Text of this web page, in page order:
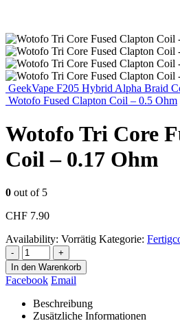
GeekVape F205 Hybrid Alpha Braid
Wotofo Fused Clapton Coil – 0.5 Ohm
Wotofo Tri Core
Coil – 0.17 Ohm
0 out of 5
CHF 7.90
Availability: Vorrätig Kategorie:
-
+
In den Warenkorb
Facebook Email
Beschreibung
Zusätzliche Informationen